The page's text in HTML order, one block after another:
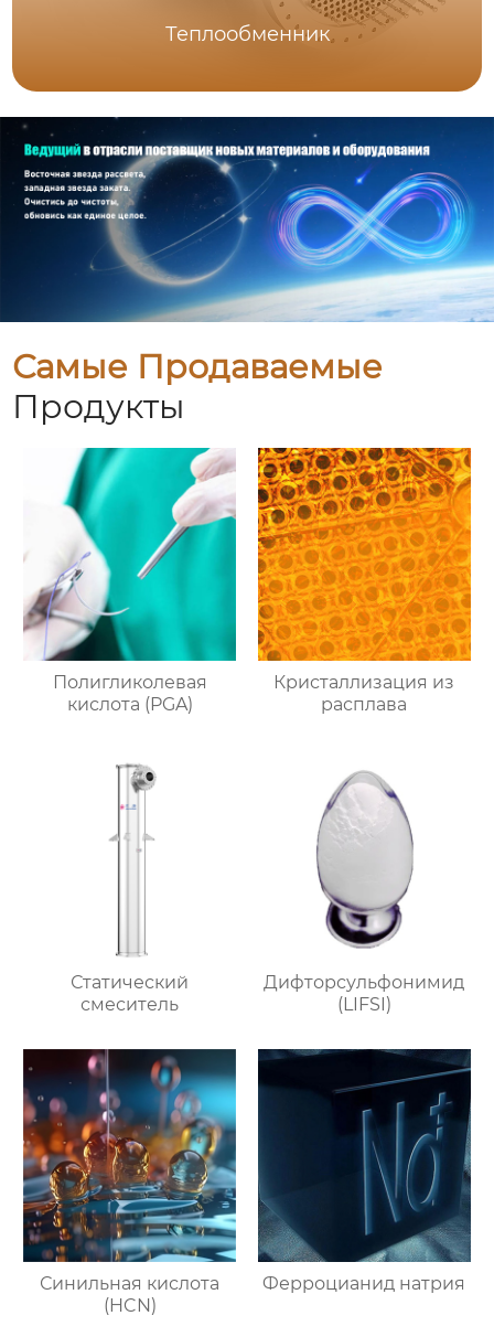
Теплообменник
Самые Продаваемые
Продукты
Полигликолевая
кислота (PGA)
Кристаллизация из
расплава
Статический
смеситель
Дифторсульфонимид
(LIFSI)
Синильная кислота
(HCN)
Ферроцианид натрия